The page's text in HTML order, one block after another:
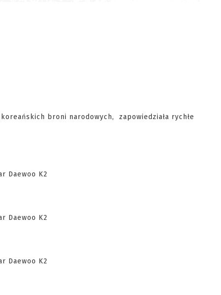
broni narodowych, zapowiedziała rychłe